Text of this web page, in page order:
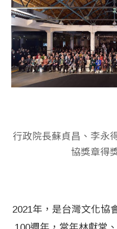
行政院長蘇貞昌、李永
協獎章得
2021年，是台灣文化協